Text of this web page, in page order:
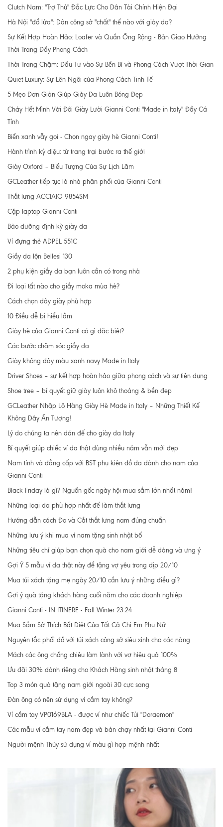
Clutch Nam: "Trợ Thủ" Đắc Lực Cho Dân Tài Chính Hiện Đại
Hà Nội "đổ lửa": Dân công sở "chất" thế nào với giày da?
Sự Kết Hợp Hoàn Hảo: Loafer và Quần Ống Rộng - Bản Giao Hưởng
Thời Trang Đầy Phong Cách
Thời Trang Chậm: Đầu Tư vào Sự Bền Bỉ và Phong Cách Vượt Thời Gian
Quiet Luxury: Sự Lên Ngôi của Phong Cách Tinh Tế
5 Mẹo Đơn Giản Giúp Giày Da Luôn Bóng Đẹp
Cháy Hết Mình Với Đôi Giày Lười Gianni Conti "Made in Italy" Đầy Cá
Tính
Biển xanh vẫy gọi - Chọn ngay giày hè Gianni Conti!
Hành trình kỳ diệu: từ trang trại bước ra thế giới
Giày Oxford – Biểu Tượng Của Sự Lịch Lãm
GCLeather tiếp tục là nhà phân phối của Gianni Conti
Thắt lưng ACCIAIO 9854SM
Cặp laptop Gianni Conti
Bảo dưỡng định kỳ giày da
Ví đựng thẻ ADPEL 551C
Giầy da lộn Bellesi 130
2 phụ kiện giầy da bạn luôn cần có trong nhà
Đi loại tất nào cho giầy moka mùa hè?
Cách chọn dây giày phù hợp
10 Điều dễ bị hiểu lầm
Giày hè của Gianni Conti có gì đặc biệt?
Các bước chăm sóc giầy da
Giày không dây màu xanh navy Made in Italy
Driver Shoes – sự kết hợp hoàn hảo giữa phong cách và sự tiện dụng
Shoe tree – bí quyết giữ giày luôn khô thoáng & bền đẹp
GCLeather Nhập Lô Hàng Giày Hè Made in Italy – Những Thiết Kế
Không Dây Ấn Tượng!
Lý do chúng ta nên dán đế cho giày da Italy
Bí quyết giúp chiếc ví da thật dùng nhiều năm vẫn mới đẹp
Nam tính và đẳng cấp với BST phụ kiện đồ da dành cho nam của
Gianni Conti
Black Friday là gì? Nguồn gốc ngày hội mua sắm lớn nhất năm!
Những loại da phù hợp nhất để làm thắt lưng
Hướng dẫn cách Đo và Cắt thắt lưng nam đúng chuẩn
Những lưu ý khi mua ví nam tặng sinh nhật bố
Những tiêu chí giúp bạn chọn quà cho nam giới dễ dàng và ưng ý
Gợi Ý 5 mẫu ví da thật này để tặng vợ yêu trong dịp 20/10
Mua túi xách tặng mẹ ngày 20/10 cần lưu ý những điều gì?
Gợi ý quà tặng khách hàng cuối năm cho các doanh nghiệp
Gianni Conti - IN ITINERE - Fall Winter 23.24
Mua Sắm Sở Thích Bất Diệt Của Tất Cả Chị Em Phụ Nữ
Nguyên tắc phối đồ với túi xách công sở siêu xinh cho các nàng
Mách các ông chồng chiêu làm lành với vợ hiệu quả 100%
Ưu đãi 30% dành riêng cho Khách Hàng sinh nhật tháng 8
Top 3 món quà tặng nam giới ngoài 30 cực sang
Đàn ông có nên sử dụng ví cầm tay không?
Ví cầm tay VP0169BLA - được ví như chiếc Túi "Doraemon"
Các mẫu ví cầm tay nam đẹp và bán chạy nhất tại Gianni Conti
Người mệnh Thủy sử dụng ví màu gì hợp mệnh nhất